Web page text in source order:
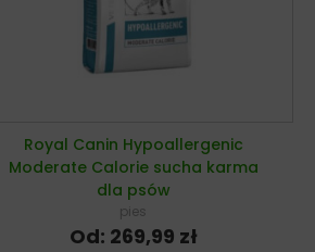
Royal Canin Hypoallergenic
Moderate Calorie sucha karma
dla psów
pies
Od: 269,99 zł